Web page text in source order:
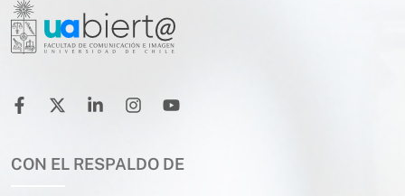
CON EL RESPALDO DE